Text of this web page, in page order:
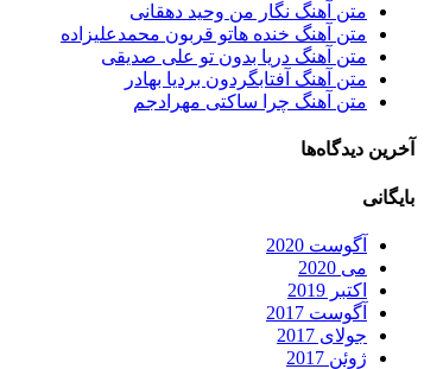
متن آهنگ نگار من وحید دهقانی
متن آهنگ خنده هاتو قربون محمدعلیزاده
متن آهنگ دریا بدون تو علی صدیقی
متن آهنگ آفتابگردون بردیا بهادر
متن آهنگ چرا ساکتی مهرادجم
آخرین دیدگاه‌ها
بایگانی
آگوست 2020
می 2020
اکتبر 2019
آگوست 2017
جولای 2017
ژوئن 2017